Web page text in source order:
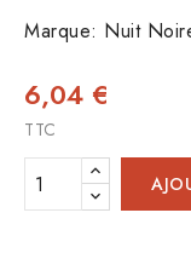
Marque: Nuit
6,04 €
TTC